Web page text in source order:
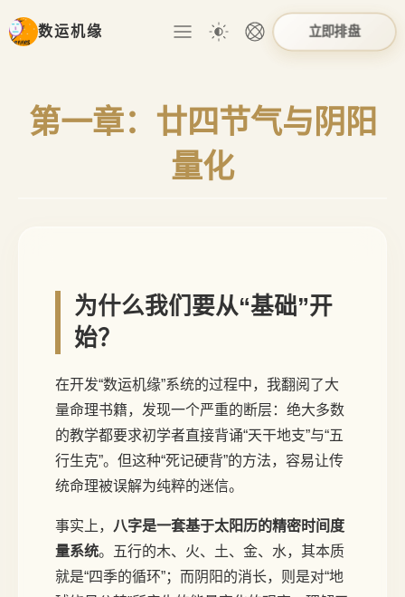
数运机缘 立即排盘
第一章：廿四节气与阴阳
量化
为什么我们要从“基础”开
始？
在开发“数运机缘”系统的过程中，我翻阅了大
量命理书籍，发现一个严重的断层：绝大多数
的教学都要求初学者直接背诵“天干地支”与“五
行生克”。但这种“死记硬背”的方法，容易让传
统命理被误解为纯粹的迷信。
事实上， 八字是一套基于太阳历的精密时间度
量系统。五行的木、火、土、金、水，其本质
就是“四季的循环”；而阴阳的消长，则是对“地